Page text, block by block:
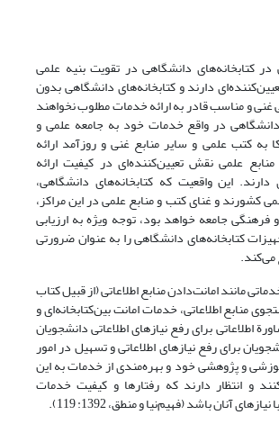
کتابخانه‌های دانشگاهی در تقویت بنیه علمی
دارند و کتابخانه‌های دانشگاهی بدون
غنی و مناسب قادر به ارائه خدمات مطلوب نخواهند
دانشگاهی در واقع خدمات خود به جامعه علمی و
به کتب علمی و سایر منابع غنی و روزآمد ارائه
علمی نقش تعیین‌کننده‌ای در کیفیت ارائه
دارند. این واقعیت که کتابخانه‌های دانشگاهی،
کشورند و غنای کتب و منابع علمی در این مراکز،
جامعه خواهد بود، توجه ویژه به ارزیابی
کتابخانه‌های دانشگاهی را به عنوان ضرورتی
می‌کند.
مانند امانت‌دادن منابع اطلاعاتی (از قبیل کتاب
منابع اطلاعاتی، خدمات امانت بین‌کتابخانه‌ای و
اطلاعاتی برای رفع نیازهای اطلاعاتی دانشجویان
برای رفع نیازهای اطلاعاتی و تسهیل در امور
و پژوهشی خود و بهره‌مندی از خدمات به این
و انتظار دارند که رفتارها و کیفیت خدمات
آنان باشد (فهیم‌نیا و منطق، 1392: 119).